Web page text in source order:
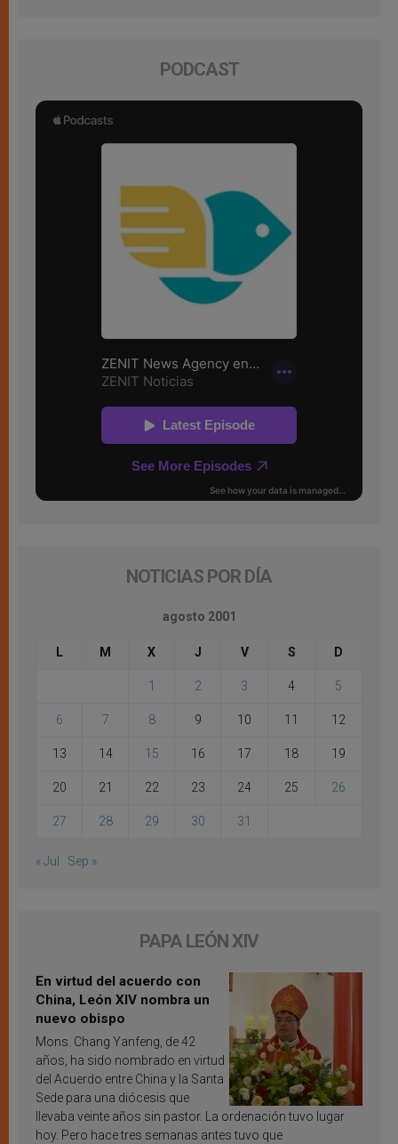
PODCAST
NOTICIAS POR DÍA
agosto 2001
L M X J V S D
1 2 3 4 5
6 7 8 9 10 11 12
13 14 15 16 17 18 19
20 21 22 23 24 25 26
27 28 29 30 31
« Jul Sep »
PAPA LEÓN XIV
En virtud del acuerdo con
China, León XIV nombra un
nuevo obispo
Mons. Chang Yanfeng, de 42
años, ha sido nombrado en virtud
del Acuerdo entre China y la Santa
Sede para una diócesis que
llevaba veinte años sin pastor. La ordenación tuvo lugar
hoy. Pero hace tres semanas antes tuvo que